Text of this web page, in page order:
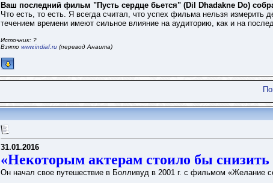
Ваш последний фильм "Пусть сердце бьется" (Dil Dhadakne Do)
Что есть, то есть. Я всегда считал, что успех фильма нельзя
течением времени имеют сильное влияние на аудиторию, как и на
Источник: ?
Взято www.indiaf.ru (перевод Анаита)
31.01.2016
«Некоторым актерам стоило бы
Он начал свое путешествие в Болливуд в 2001 г. с фильмом «Желание